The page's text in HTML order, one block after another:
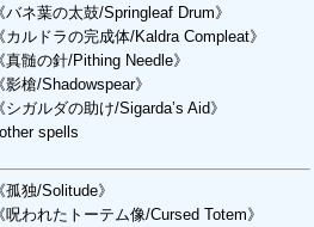
バネ葉の太鼓/Springleaf Drum》
カルドラの完成体/Kaldra Compleat》
真髄の針/Pithing Needle》
影槍/Shadowspear》
シガルダの助け/Sigarda’s Aid》
spells
孤独/Solitude》
呪われたトーテム像/Cursed Totem》